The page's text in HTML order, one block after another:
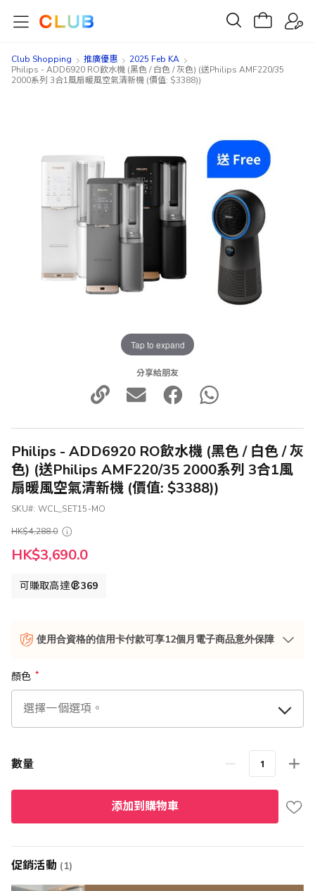
Club Shopping 推廣優惠
2025 Feb KA
Philips - ADD6920 RO飲水機 (黑色 / 白色 / 灰色) (送Philips AMF220/35
2000系列 3合1風扇暖風空氣清新機 (價值: $3388))
Tap to expand
分享給朋友
Philips - ADD6920 RO飲水機 (黑色 / 白色 / 灰
色) (送Philips AMF220/35 2000系列 3合1風
扇暖風空氣清新機 (價值: $3388))
SKU
WCL_SET15-MO
HK$4,288.0
HK$3,690.0
可賺取高達 369
使用合資格的信用卡付款可享12個月電子商品意外保障
顏色
數量
添加到購物車
促銷活動 (1)